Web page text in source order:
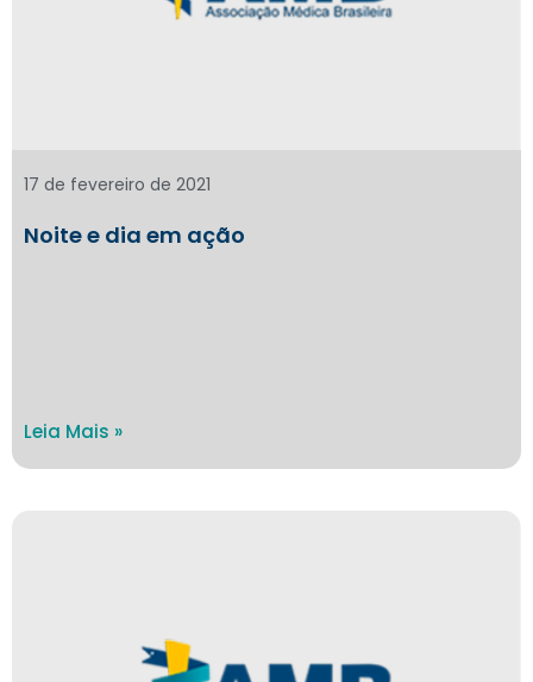
Noite e dia em ação
17 de fevereiro de 2021
Leia Mais »